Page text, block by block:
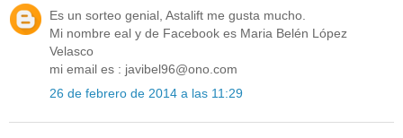
Es un sorteo genial, Astalift me gusta mucho.
Mi nombre eal y de Facebook es Maria Belén López
Velasco
mi email es : javibel96@ono.com
26 de febrero de 2014 a las 11:29